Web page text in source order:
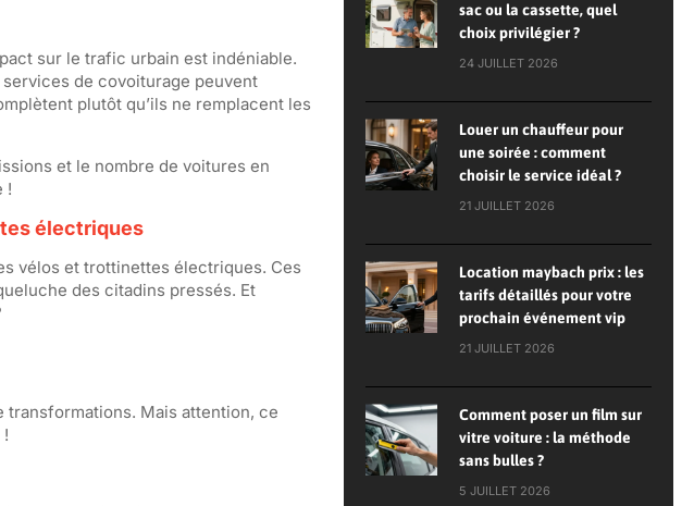
sur le trafic urbain est indéniable.
services de covoiturage peuvent
plutôt qu’ils ne remplacent les
et le nombre de voitures en
!
électriques
vélos et trottinettes électriques. Ces
des citadins pressés. Et
transformations. Mais attention, ce
sac ou la cassette, quel
choix privilégier ?
24 JUILLET 2026
Louer un chauffeur pour
une soirée : comment
choisir le service idéal ?
21 JUILLET 2026
Location maybach prix : les
tarifs détaillés pour votre
prochain événement vip
21 JUILLET 2026
Comment poser un film sur
vitre voiture : la méthode
sans bulles ?
5 JUILLET 2026